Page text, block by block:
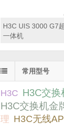
H3C UIS 3000 G7
一体机
常用型号
H3C H3C交换
H3C交换机金
理 H3C无线AP